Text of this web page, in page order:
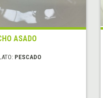
ASADO
PESCADO